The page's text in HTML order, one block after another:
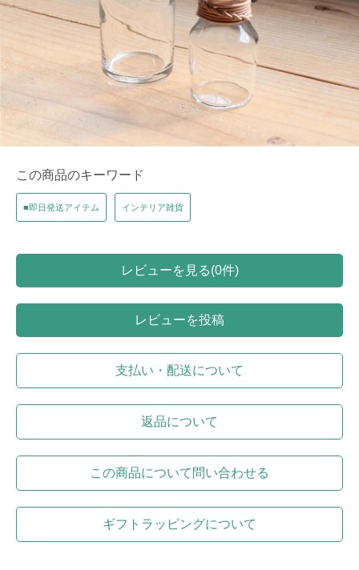
この商品のキーワード
■即日発送アイテム インテリア雑貨
レビューを見る(0件)
レビューを投稿
支払い・配送について
返品について
この商品について問い合わせる
ギフトラッピングについて